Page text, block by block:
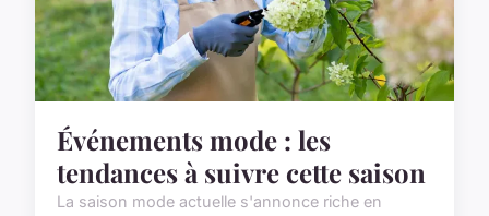
Événements mode : les
tendances à suivre cette saison
La saison mode actuelle s'annonce riche en